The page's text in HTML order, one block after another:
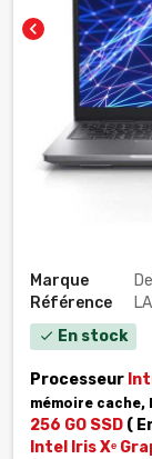
chevron_left
Marque
Dell
Référence
check En stock
Processeur
mémoire cache,
256 GO SSD (
Intel Iris Xᵉ